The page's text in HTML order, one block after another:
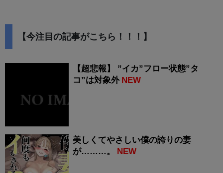
【今注目の記事がこちら！！！】
【超悲報】 ”イカ”フロー状態”タ
コ”は対象外 NEW
美しくてやさしい僕の誇りの妻
が………。
NEW